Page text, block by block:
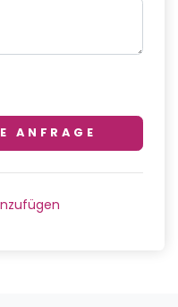
ANFRAGE